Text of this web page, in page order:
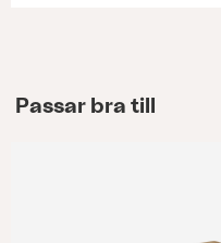
Passar bra till